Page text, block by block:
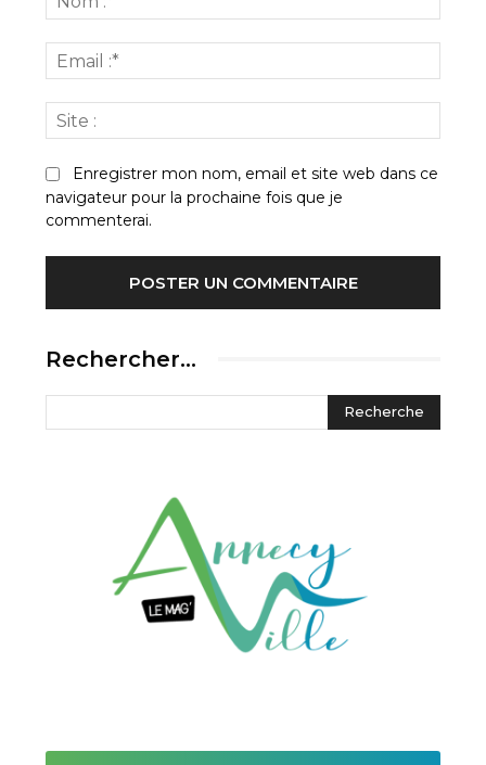
:*
:*
:
Enregistrer mon nom, email et site web dans ce
navigateur pour la prochaine fois que je
commenterai.
Rechercher…